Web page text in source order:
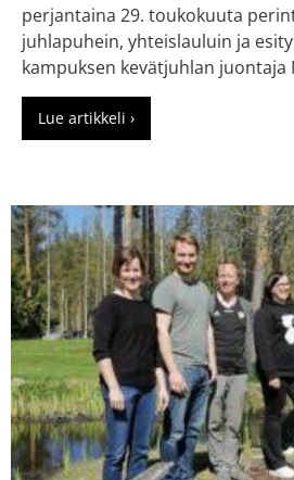
perjantaina 29. toukokuuta
juhlapuhein, yhteislauluin ja
kampuksen kevätjuhlan juontaja
Lue artikkeli ›